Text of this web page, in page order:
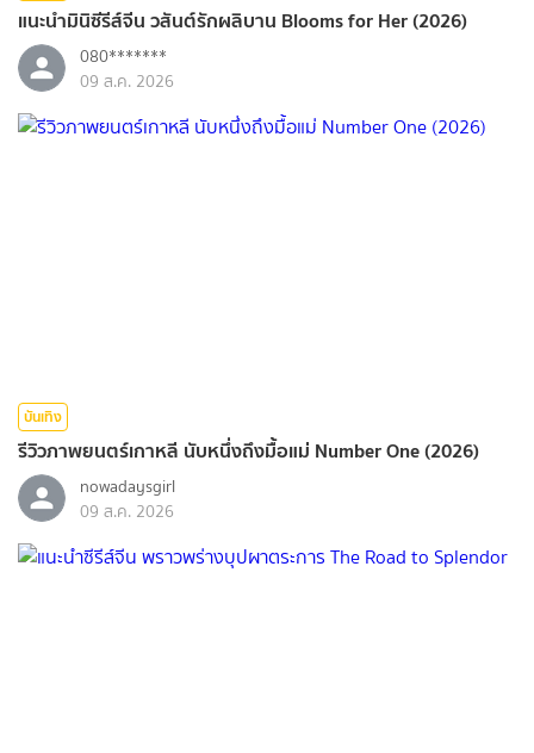
แนะนำมินิซีรีส์จีน วสันต์รักผลิบาน Blooms for Her (2026)
080*******
09 ส.ค. 2026
บันเทิง
รีวิวภาพยนตร์เกาหลี นับหนึ่งถึงมื้อแม่ Number One (2026)
nowadaysgirl
09 ส.ค. 2026